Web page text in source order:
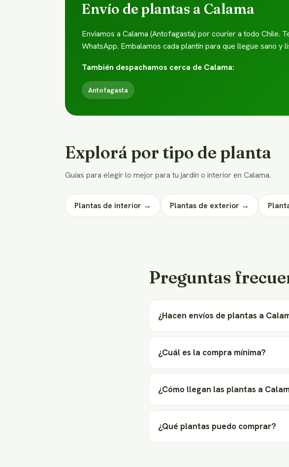
Envío de plantas a Calama
Enviamos a Calama (Antofagasta) por courier a todo Chile.
WhatsApp. Embalamos cada plantín para que llegue sano y
También despachamos cerca de Calama:
Antofagasta
Explorá por tipo de planta
Guías para elegir lo mejor para tu jardín o interior en Calama.
Plantas de interior → Plantas de exterior →
Preguntas
¿Hacen envíos de plantas a
¿Cuál es la compra mínima?
¿Cómo llegan las plantas a
¿Qué plantas puedo comprar?